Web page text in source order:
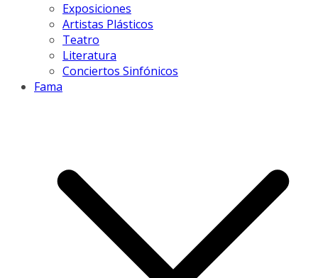
Exposiciones
Artistas Plásticos
Teatro
Literatura
Conciertos Sinfónicos
Fama